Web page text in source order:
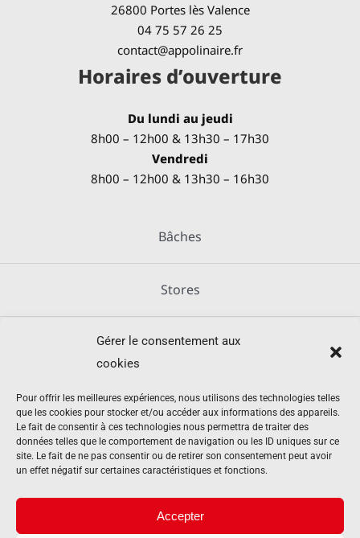
Gérer le consentement aux
cookies
Pour offrir les meilleures expériences, nous utilisons des technologies telles
que les cookies pour stocker et/ou accéder aux informations des appareils.
Le fait de consentir à ces technologies nous permettra de traiter des
données telles que le comportement de navigation ou les ID uniques sur ce
site. Le fait de ne pas consentir ou de retirer son consentement peut avoir
un effet négatif sur certaines caractéristiques et fonctions.
Accepter
26800 Portes lès Valence
04 75 57 26 25
contact@appolinaire.fr
Horaires d’ouverture
Du lundi au jeudi
8h00 – 12h00 & 13h30 – 17h30
Vendredi
8h00 – 12h00 & 13h30 – 16h30
Bâches
Stores
Métallerie
Équipements agricoles
Mentions légales
Politique de cookies (UE)